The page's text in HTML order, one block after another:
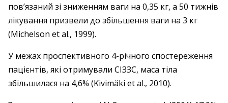
пов’язаний зі зниженням ваги на 0,35 кг, а 50 тижнів
лікування призвели до збільшення ваги на 3 кг
(Michelson et al., 1999).
У межах проспективного 4-річного спостереження
пацієнтів, які отримували СІЗЗС, маса тіла
збільшилася на 4,6% (Kivimäki et al., 2010).